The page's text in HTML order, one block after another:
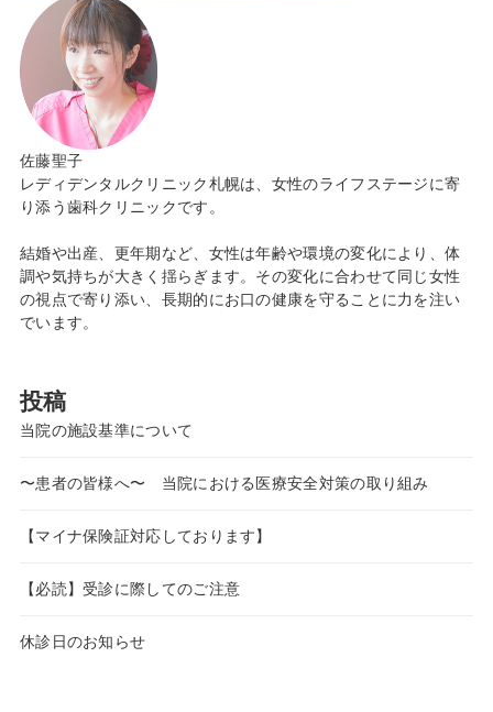
佐藤聖子
レディデンタルクリニック札幌は、女性のライフステージに寄
り添う歯科クリニックです。
結婚や出産、更年期など、女性は年齢や環境の変化により、体
調や気持ちが大きく揺らぎます。その変化に合わせて同じ女性
の視点で寄り添い、長期的にお口の健康を守ることに力を注い
でいます。
投稿
当院の施設基準について
〜患者の皆様へ〜 当院における医療安全対策の取り組み
【マイナ保険証対応しております】
【必読】受診に際してのご注意
休診日のお知らせ